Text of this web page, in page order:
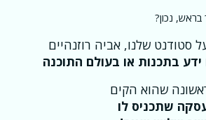
נכון?
סטודנט שלנו, אביה רוזנהיים
שהוא הקים
שתכניס לו